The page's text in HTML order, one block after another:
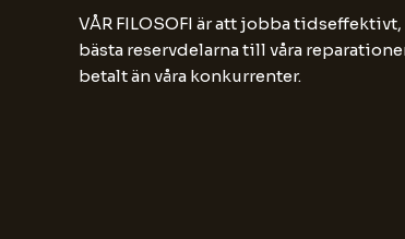
VÅR FILOSOFI är att jobba
bästa reservdelarna till våra
betalt än våra konkurrenter.